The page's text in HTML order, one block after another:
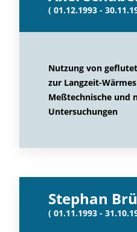
( 01.12.1993 -
Nutzung von
zur Langzeit-
Meßtechnische und
Untersuchungen
Stephan
( 01.11.1993 -